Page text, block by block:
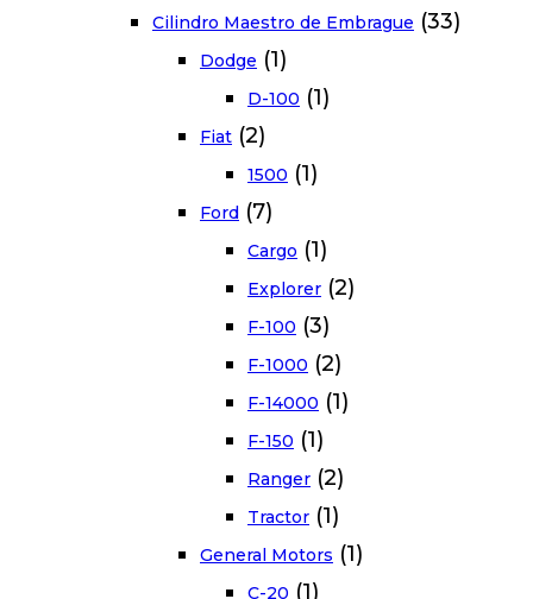
Cilindro Maestro de Embrague (33)
Dodge (1)
D-100 (1)
Fiat (2)
1500 (1)
Ford (7)
Cargo (1)
Explorer (2)
F-100 (3)
F-1000 (2)
F-14000 (1)
F-150 (1)
Ranger (2)
Tractor (1)
General Motors (1)
C-20 (1)